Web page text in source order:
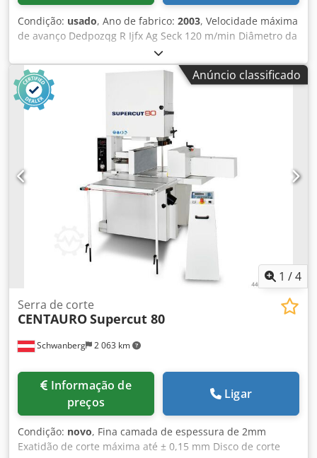
Condição: usado, Ano de fabrico: 2003, Velocidade máxima
de avanço Dedpozqg R Ijfx Ag Seck 120 m/min Diâmetro da
lâmina 500/550 mm Altura da bancada de trabalho 900 ±
20 mm Consumo de ar comprimido 1200 l/min 6 atm
Potência instalada mínima 10 kW Velocidade do fluxo de ar
de sucção 2000 m³/h 45 m/s Produção com 8 injetores
Anúncio classificado
1 /4
Schwanberg 2 063 km
Serra de corte
CENTAUROSupercut 80
preços
Ligar
Condição: novo, Fina camada de espessura de 2mm
Exatidão de corte máxima até ± 0,15 mm Disco de corte